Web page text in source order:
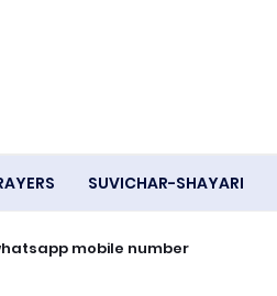
SUVICHAR-SHAYARI
mobile number